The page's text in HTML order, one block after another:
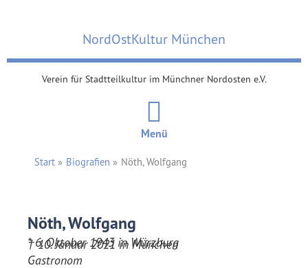
NordOstKultur München
Verein für Stadtteilkultur im Münchner Nordosten e.V.
Menü
Start Biografien Nöth, Wolfgang
Nöth, Wolfgang
* 6. Oktober 1943 in Würzburg
† 10. Januar 2021 in München
Gastronom